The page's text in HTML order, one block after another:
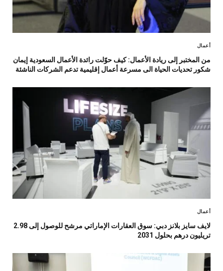
أعمال
من المختبر إلى ريادة الأعمال: كيف حوّلت رائدة الأعمال السعودية إيمان
شكور تحديات الحياة الى مسرعة أعمال إقليمية تدعم الشركات الناشئة
أعمال
لايف سايز بلانز دبي: سوق العقارات الإماراتي مرشح للوصول إلى 2.98
تريليون درهم بحلول 2031